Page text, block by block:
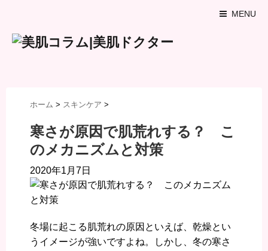
MENU
ホーム > スキンケア >
寒さが原因で肌荒れする？ こ
のメカニズムと対策
2020年1月7日
冬場に起こる肌荒れの原因といえば、乾燥とい
うイメージが強いですよね。しかし、冬の寒さ